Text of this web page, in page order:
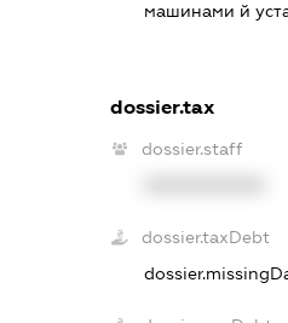
машинами й
dossier.tax
dossier.staff
dossier.taxDebt